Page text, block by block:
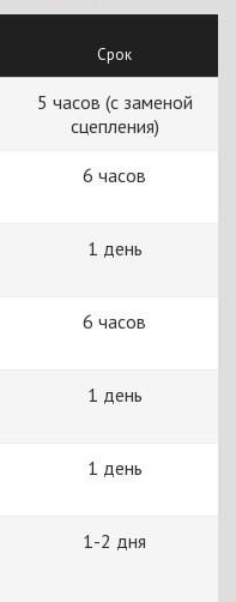
Срок
5 часов (с заменой
сцепления)
6 часов
1 день
6 часов
1 день
1 день
1-2 дня